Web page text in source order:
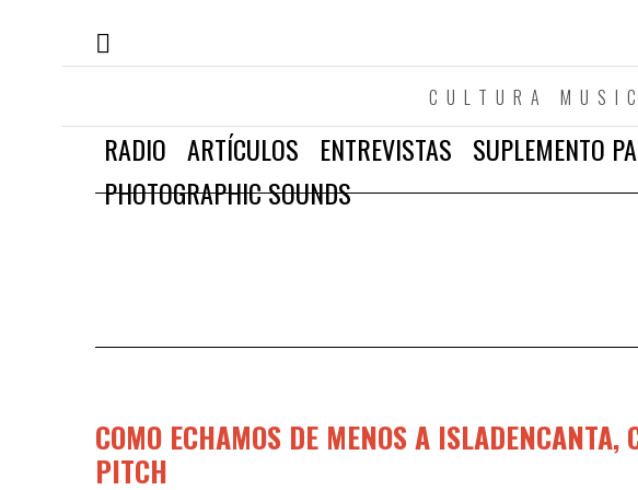
CULTURA
RADIO ARTÍCULOS ENTREVISTAS SUPLEMENTO
PHOTOGRAPHIC SOUNDS
COMO ECHAMOS DE MENOS A ISLADENCANTA,
PITCH